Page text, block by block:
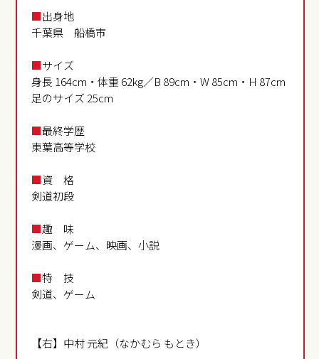
■出身地
千葉県 船橋市
■サイズ
身長 164cm・体重 62kg／B 89cm・W 85cm・H 87cm
足のサイズ 25cm
■最終学歴
東葉高等学校
■資 格
剣道初段
■趣 味
漫画、ゲーム、映画、小説
■特 技
剣道、ゲーム
【右】中村 元紀（なかむら もとき）